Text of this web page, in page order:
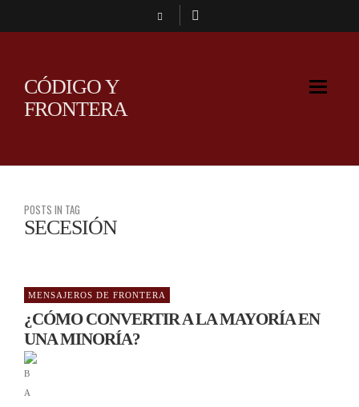
CÓDIGO Y
FRONTERA
POSTS IN TAG
SECESIÓN
MENSAJEROS DE FRONTERA
¿CÓMO CONVERTIR A LA MAYORÍA EN
UNA MINORÍA?